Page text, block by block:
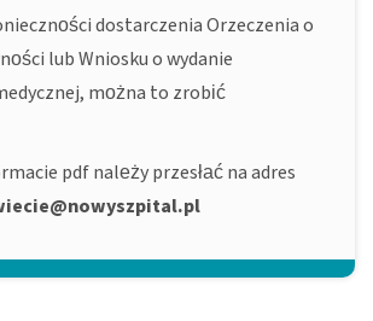
dostarczenia Orzeczenia o
lub Wniosku o wydanie
można to zrobić
pdf należy przesłać na adres